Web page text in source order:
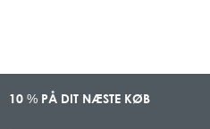
10 % PÅ DIT NÆSTE KØB